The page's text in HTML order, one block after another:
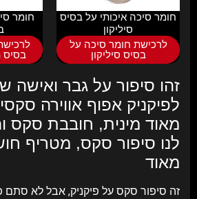
חומר סיכה איכותי על בסיס
סיליקון
לרכישת חומר סיכה על
בסיס סיליקון
חומר
בסיס
זהו סיפור על גבר ואישה
לפיקניק אפוף אווירה
מאוד מינית, חובבת סקס
לנו סיפור סקס, מטריף
מאוד
זה סיפור סקס על פיקניק, אבל לא סתם